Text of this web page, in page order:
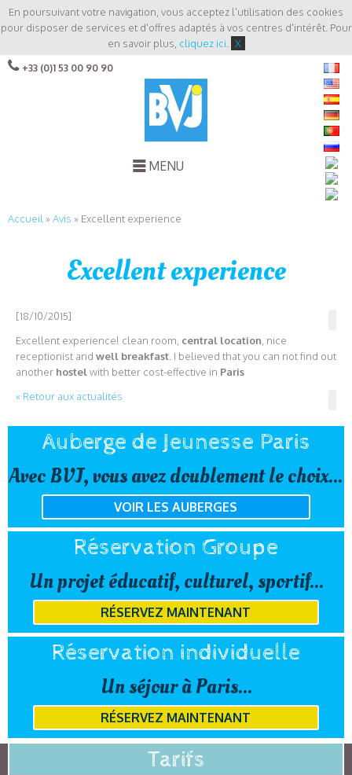
En poursuivant votre navigation, vous acceptez l'utilisation des cookies
pour disposer de services et d'offres adaptés à vos centres d'intérêt. Pour
en savoir plus, cliquez ici X
+33 (0)1 53 00 90 90
MENU
Accueil »Avis » Excellent experience
Excellent experience
[18/10/2015]
Excellent experience! clean room, central location, nice
receptionist and well breakfast. I believed that you can not find out
another hostelwith better cost-effective in Paris
« Retour aux actualités
Auberge de Jeunesse Paris
Avec BVJ, vous avez doublement le choix...
VOIR LES AUBERGES
Réservation Groupe
Un projet éducatif, culturel, sportif...
RÉSERVEZ MAINTENANT
Réservation individuelle
Un séjour à Paris...
RÉSERVEZ MAINTENANT
Tarifs